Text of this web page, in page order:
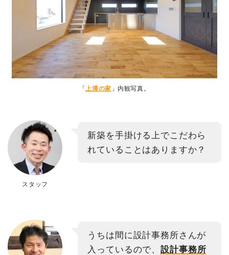
「 上溝の家 」内観写真。
スタッフ
新築を手掛ける上でこだわら
れていることはありますか？
うちは間に設計事務所さんが
入っているので、設計事務所